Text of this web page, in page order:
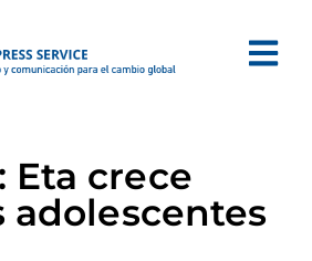
Eta crece
adolescentes